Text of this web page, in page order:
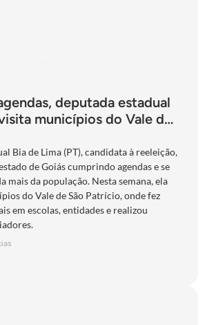
deputada estadual
municípios do Vale do
Bia de Lima (PT), candidata à reeleição,
de Goiás cumprindo agendas e se
mais da população. Nesta semana, ela
do Vale de São Patrício, onde fez
em escolas, entidades e realizou